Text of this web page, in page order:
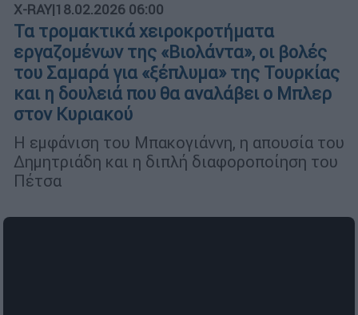
X-RAY|18.02.2026 06:00
Τα τρομακτικά χειροκροτήματα
εργαζομένων της «Βιολάντα», οι βολές
του Σαμαρά για «ξέπλυμα» της Τουρκίας
και η δουλειά που θα αναλάβει ο Μπλερ
στον Κυριακού
Η εμφάνιση του Μπακογιάννη, η απουσία του
Δημητριάδη και η διπλή διαφοροποίηση του
Πέτσα